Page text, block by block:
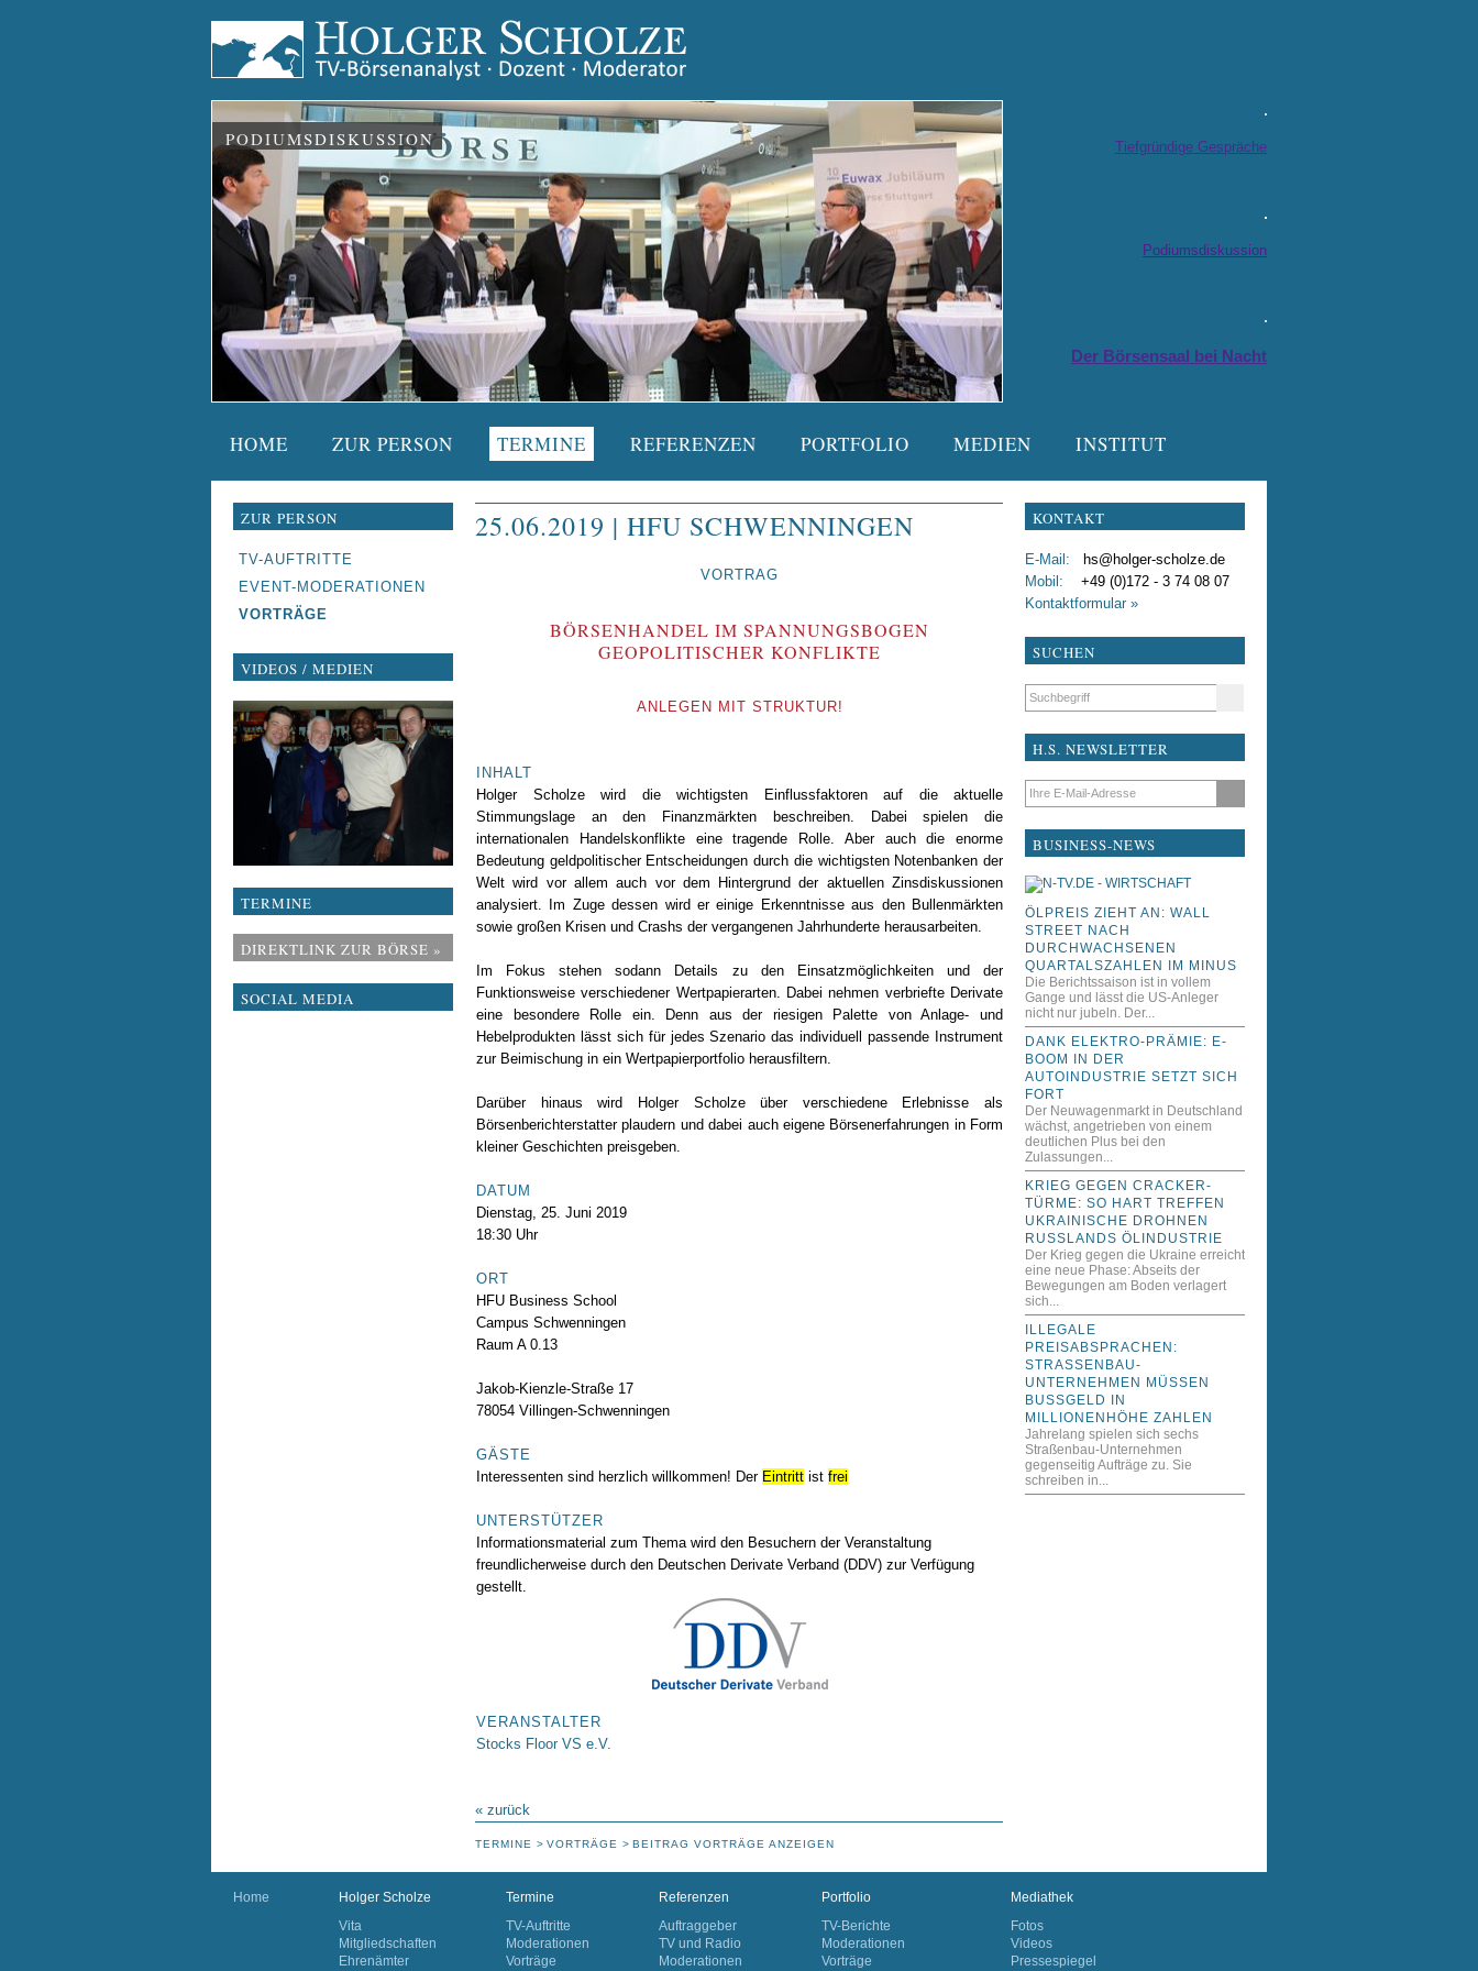
PODIUMSDISKUSSION Tiefgründige Gespräche
Podiumsdiskussion
Der Börsensaal bei Nacht
Liebe Kollegen
Navigation
HOME ZUR PERSON TERMINE REFERENZEN PORTFOLIO MEDIEN INSTITUT
25.06.2019 | HFU SCHWENNINGEN
VORTRAG
BÖRSENHANDEL IM SPANNUNGSBOGEN
GEOPOLITISCHER KONFLIKTE
ANLEGEN MIT STRUKTUR!
INHALT
Holger Scholze wird die wichtigsten Einflussfaktoren auf die aktuelle
Stimmungslage an den Finanzmärkten beschreiben. Dabei spielen die
internationalen Handelskonflikte eine tragende Rolle. Aber auch die enorme
Bedeutung geldpolitischer Entscheidungen durch die wichtigsten Notenbanken der
Welt wird vor allem auch vor dem Hintergrund der aktuellen Zinsdiskussionen
analysiert. Im Zuge dessen wird er einige Erkenntnisse aus den Bullenmärkten
sowie großen Krisen und Crashs der vergangenen Jahrhunderte herausarbeiten.
Im Fokus stehen sodann Details zu den Einsatzmöglichkeiten und der
Funktionsweise verschiedener Wertpapierarten. Dabei nehmen verbriefte Derivate
eine besondere Rolle ein. Denn aus der riesigen Palette von Anlage- und
Hebelprodukten lässt sich für jedes Szenario das individuell passende Instrument
zur Beimischung in ein Wertpapierportfolio herausfiltern.
Darüber hinaus wird Holger Scholze über verschiedene Erlebnisse als
Börsenberichterstatter plaudern und dabei auch eigene Börsenerfahrungen in Form
kleiner Geschichten preisgeben.
DATUM
Dienstag, 25. Juni 2019
18:30 Uhr
ORT
HFU Business School
Campus Schwenningen
Raum A 0.13
Jakob-Kienzle-Straße 17
78054 Villingen-Schwenningen
GÄSTE
Interessenten sind herzlich willkommen! Der Eintritt ist frei
UNTERSTÜTZER
Informationsmaterial zum Thema wird den Besuchern der Veranstaltung
freundlicherweise durch den Deutschen Derivate Verband (DDV) zur Verfügung
gestellt.
VERANSTALTER
Stocks Floor VS e.V.
« zurück
TERMINE VORTRÄGE BEITRAG VORTRÄGE ANZEIGEN
ZUR PERSON
NAVIGATION
ÜBERSPRINGEN
TV-AUFTRITTE
EVENT-MODERATIONEN
VORTRÄGE
VIDEOS / MEDIEN
TERMINE
DIREKTLINK ZUR BÖRSE »
SOCIAL MEDIA
KONTAKT
E-Mail:
hs@holger-scholze.de
Mobil: +49 (0)172 - 3 74 08 07
Kontaktformular »
SUCHEN
Suchbegriffe
H.S. NEWSLETTER
E-Mail-Adresse
BUSINESS-NEWS
ÖLPREIS ZIEHT AN: WALL
STREET NACH
DURCHWACHSENEN
QUARTALSZAHLEN IM MINUS
Die Berichtssaison ist in vollem
Gange und lässt die US-Anleger
nicht nur jubeln. Der...
DANK ELEKTRO-PRÄMIE: E-
BOOM IN DER
AUTOINDUSTRIE SETZT SICH
FORT
Der Neuwagenmarkt in Deutschland
wächst, angetrieben von einem
deutlichen Plus bei den
Zulassungen...
KRIEG GEGEN CRACKER-
TÜRME: SO HART TREFFEN
UKRAINISCHE DROHNEN
RUSSLANDS ÖLINDUSTRIE
Der Krieg gegen die Ukraine erreicht
eine neue Phase: Abseits der
Bewegungen am Boden verlagert
sich...
ILLEGALE
PREISABSPRACHEN:
STRASSENBAU-U
NTERNEHMEN MÜSSEN B
USSGELD IN MI
LLIONENHÖHE ZAHLEN
Jahrelang spielen sich sechs
Straßenbau-Unternehmen
gegenseitig Aufträge zu. Sie
schreiben in...
Home
Holger Scholze
Vita
Mitgliedschaften
Ehrenämter
Termine
TV-Auftritte
Moderationen
Vorträge
Referenzen
Auftraggeber
TV und Radio
Moderationen
Portfolio
TV-Berichte
Moderationen
Vorträge
Mediathek
Fotos
Videos
Pressespiegel